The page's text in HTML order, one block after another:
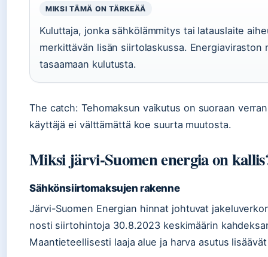
MIKSI TÄMÄ ON TÄRKEÄÄ
Kuluttaja, jonka sähkölämmitys tai latauslaite
merkittävän lisän siirtolaskussa. Energiaviraston
tasaamaan kulutusta.
The catch: Tehomaksun vaikutus on suoraan
käyttäjä ei välttämättä koe suurta muutosta.
Miksi järvi-Suomen energia on
Sähkönsiirtomaksujen rakenne
Järvi-Suomen Energian hinnat johtuvat
nosti siirtohintoja 30.8.2023 keskimäärin
Maantieteellisesti laaja alue ja harva asutus